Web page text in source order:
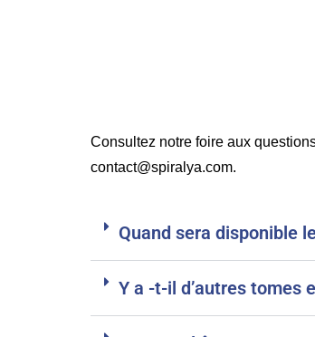
Consultez notre foire aux
contact@spiralya.com.
Quand sera disponible
Y a -t-il d’autres tomes